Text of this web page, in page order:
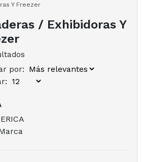
Y Freezer
/ Exhibidoras Y
por: